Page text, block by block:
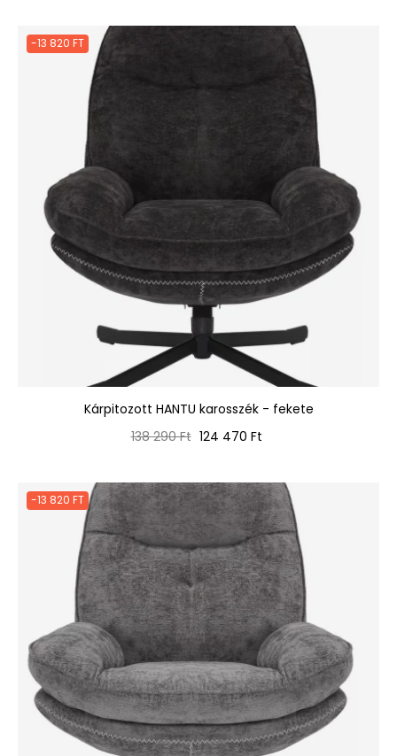
-13 820 FT
Kárpitozott HANTU karosszék - fekete
Normál
138 290 Ft Ár
124 470 Ft
-13 820 FT